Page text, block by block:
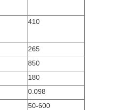
410
265
850
180
0.098
50-600